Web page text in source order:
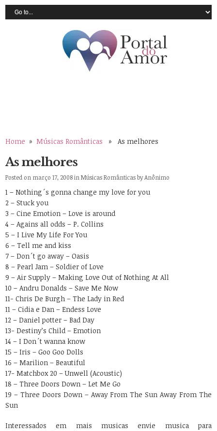
Home » Músicas Românticas » As melhores
As melhores
Posted on março 17, 2008 inMúsicas RomânticasbyAnônimo
1 – Nothing´s gonna change my love for you
2 – Stuck you
3 – Cine Emotion – Love is around
4 – Agains all odds – P. Collins
5 – I Live My Life For You
6 – Tell me and kiss
7 – Don´t go away – Oasis
8 – Pearl Jam – Soldier of Love
9 – Air Supply – Making Love Out of Nothing At All
10 – Andru Donalds – Save Me Now
11- Chris De Burgh – The Lady in Red
11 – Cidia e Dan – Endess Love
12 – Daniel potter – Bad Day
13- Destiny’s Child – Emotion
14 – I Don´t wanna know
15 – Iris – Goo Goo Dolls
16 – Marilion – Beautiful
17- Matchbox 20 – Unwell (Acoustic)
18 – Three Doors Down – Let Me Go
19 – Three Doors Down – Away From The Sun Away From The
Sun
Interessados em mais musicas envie musica para